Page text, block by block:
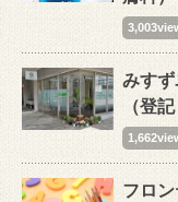
みす
（登
フロ